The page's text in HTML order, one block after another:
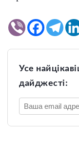
Усе
дайджесті: